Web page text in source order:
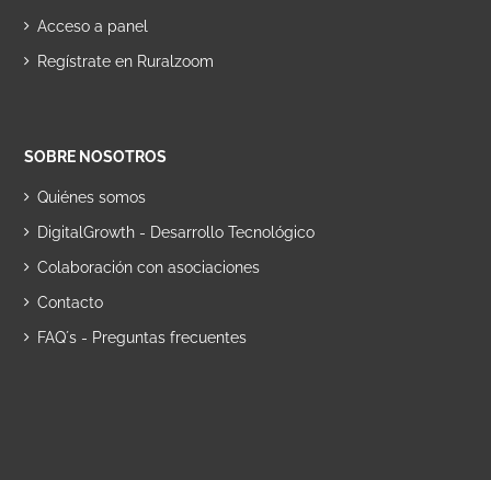
Acceso a panel
Regístrate en Ruralzoom
SOBRE NOSOTROS
Quiénes somos
DigitalGrowth - Desarrollo Tecnológico
Colaboración con asociaciones
Contacto
FAQ´s - Preguntas frecuentes